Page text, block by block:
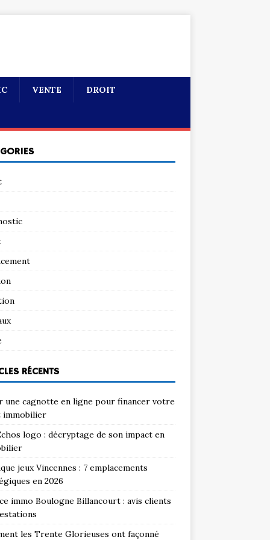
VENTE DROIT
RÉCENTS
une cagnotte en ligne pour financer votre
immobilier
logo : décryptage de son impact en
jeux Vincennes : 7 emplacements
en 2026
immo Boulogne Billancourt : avis clients
les Trente Glorieuses ont façonné